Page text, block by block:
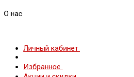
О нас
Личный кабинет
Избранное